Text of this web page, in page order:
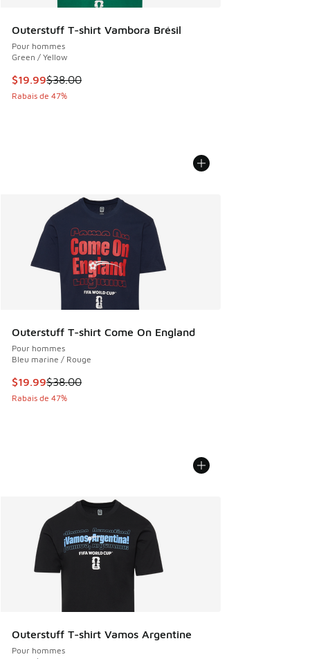
Outerstuff T-shirt Vambora Brésil
Pour hommes
Green / Yellow
Cet article est en solde. Le prix est passé de $38.00 à
$19.99$38.00
Rabais de 47%
Outerstuff T-shirt Come On England
Pour hommes
Bleu marine / Rouge
Cet article est en solde. Le prix est passé de $38.00 à
$19.99$38.00
Rabais de 47%
Outerstuff T-shirt Vamos Argentine
Pour hommes